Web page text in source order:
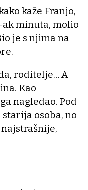
kaže Franjo,
ak minuta, molio
je s njima na
roditelje… A
Kao
nagledao. Pod
osoba, no